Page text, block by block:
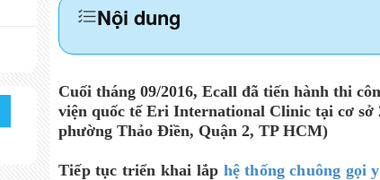
Nội dung
Cuối tháng 09/2016, Ecall đã tiến hành thi
viện quốc tế Eri International Clinic tại cơ sở
phường Thảo Điền, Quận 2, TP HCM)
Tiếp tục triển khai lắp hệ thống chuông gọi